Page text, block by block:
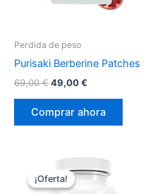
Perdida de peso
Purisaki Berberine Patches
69,00€El
original
era:
49,00€
es:
Comprar ahora
¡Oferta!
¡Oferta!